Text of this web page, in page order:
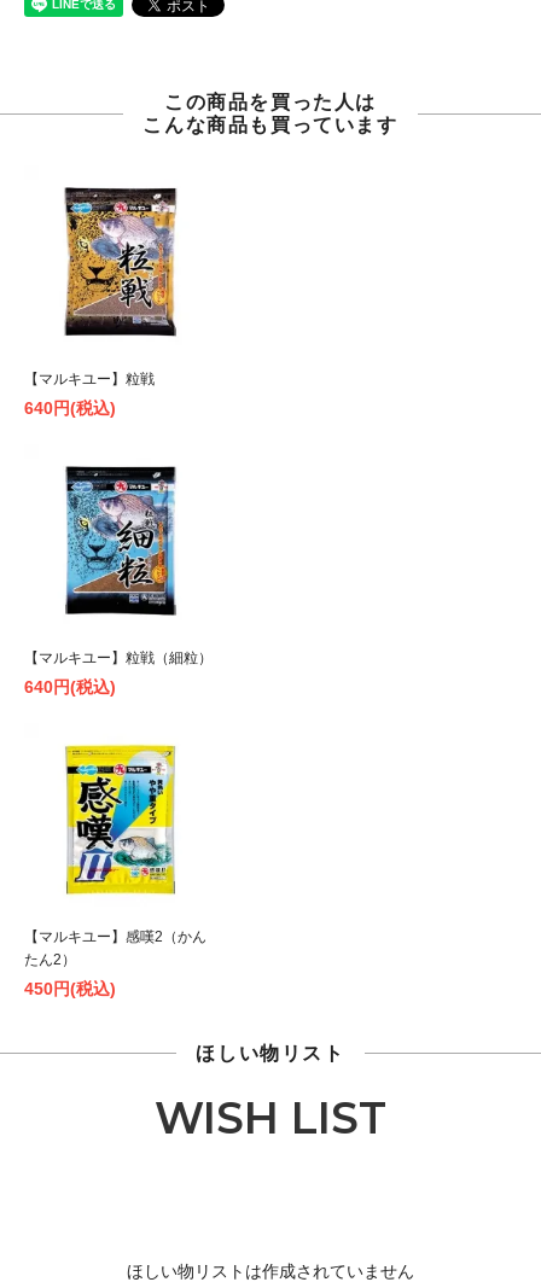
この商品を買った人は
こんな商品も買っています
【マルキユー】粒戦
640円(税込)
【マルキユー】粒戦（細粒）
640円(税込)
【マルキユー】感嘆2（かん
たん2）
450円(税込)
ほしい物リスト
WISH LIST
ほしい物リストは作成されていません